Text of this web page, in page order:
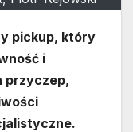
pickup, który
i
przyczep,